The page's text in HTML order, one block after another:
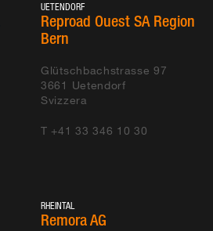
UETENDORF
Reproad Ouest SA Region
Bern
Glütschbachstrasse 97
3661 Uetendorf
Svizzera
T +41 33 346 10 30
RHEINTAL
Remora AG